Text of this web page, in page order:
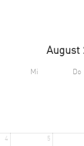
Mi Do
August
4 5